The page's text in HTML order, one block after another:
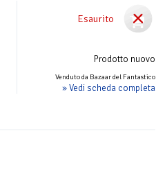
Esaurito
Prodotto nuovo
Venduto da Bazaar del Fantastico
» Vedi scheda completa